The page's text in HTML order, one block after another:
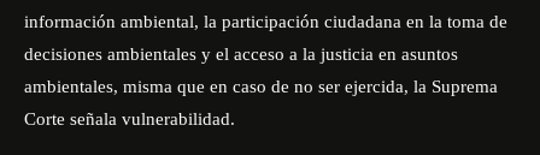
información ambiental, la participación ciudadana en la toma de
decisiones ambientales y el acceso a la justicia en asuntos
ambientales, misma que en caso de no ser ejercida, la Suprema
Corte señala vulnerabilidad.